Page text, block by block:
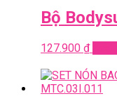
Bộ
127.900 ₫